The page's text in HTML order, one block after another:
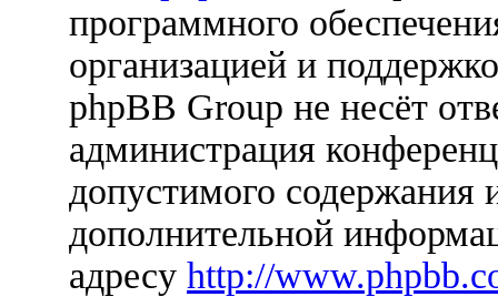
программного
организацией и
phpBB Group не несёт
администрация
допустимого содержания
дополнительной
адресу http://